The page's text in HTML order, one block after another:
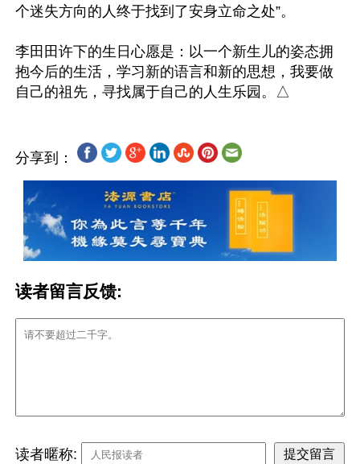
个迷失方向的人终于找到了安身立命之处”。
李田田许下的生日心愿是：以一个新生儿的姿态拥
抱今后的生活，学习新的语言和新的思想，我要做
分享到：
读者留言反馈:
读者暱称: